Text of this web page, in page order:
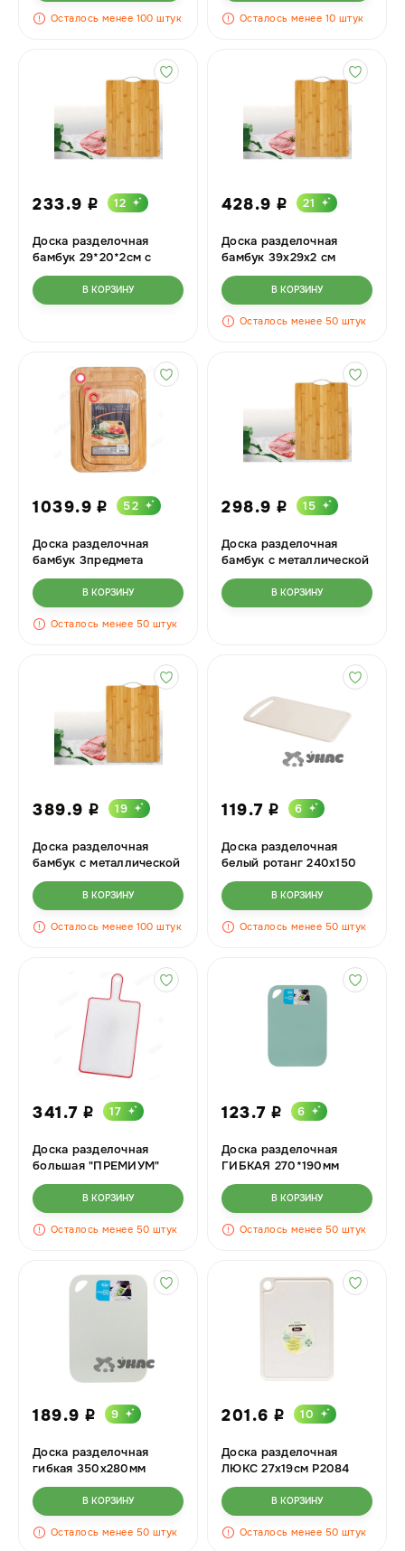
Осталось менее 100 штук Осталось менее 10 штук
233.9 i 12
Доска разделочная
бамбук 29*20*2см с
металлической ручкой
AL-308-1 (30)
В КОРЗИНУ
428.9 i 21
Доска разделочная
бамбук 39х29х2 см
В КОРЗИНУ
Осталось менее 50 штук
1039.9 i 52
Доска разделочная
бамбук 3предмета
28х20/33х23/40х28см с
желобкомВ КОРЗИНУ
Осталось менее 50 штук
298.9 i 15
Доска разделочная
бамбук с металлической
ручкой 34х24х2см
В КОРЗИНУ
389.9 i 19
Доска разделочная
бамбук с металлической
ручкой 37х27х2см
В КОРЗИНУ
Осталось менее 100 штук
119.7 i 6
Доска разделочная
белый ротанг 240х150
В КОРЗИНУ
Осталось менее 50 штук
341.7 i 17
Доска разделочная
большая "ПРЕМИУМ"
Эльфпласт
В КОРЗИНУ
Осталось менее 50 штук
123.7 i 6
Доска разделочная
ГИБКАЯ 270*190мм
М1579 х15
В КОРЗИНУ
Осталось менее 50 штук
189.9 i 9
Доска разделочная
гибкая 350х280мм
В КОРЗИНУ
Осталось менее 50 штук
201.6 i 10
Доска разделочная
ЛЮКС 27х19см Р2084
х10
В КОРЗИНУ
Осталось менее 50 штук